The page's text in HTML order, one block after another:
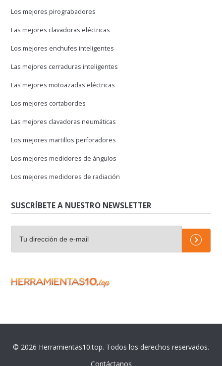
Los mejores pirograbadores
Las mejores clavadoras eléctricas
Los mejores enchufes inteligentes
Las mejores cerraduras inteligentes
Las mejores motoazadas eléctricas
Los mejores cortabordes
Las mejores clavadoras neumáticas
Los mejores martillos perforadores
Los mejores medidores de ángulos
Los mejores medidores de radiación
SUSCRÍBETE A NUESTRO NEWSLETTER
© 2026 Herramientas10.top. Todos los derechos reservados.
Contáctanos